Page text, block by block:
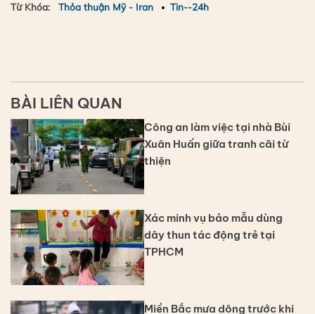
Từ Khóa: Thỏa thuận Mỹ - Iran Tin--24h
BÀI LIÊN QUAN
Công an làm việc tại nhà Bùi
Xuân Huấn giữa tranh cãi từ
thiện
Xác minh vụ bảo mẫu dùng
dây thun tác động trẻ tại
TPHCM
Miền Bắc mưa dông trước khi